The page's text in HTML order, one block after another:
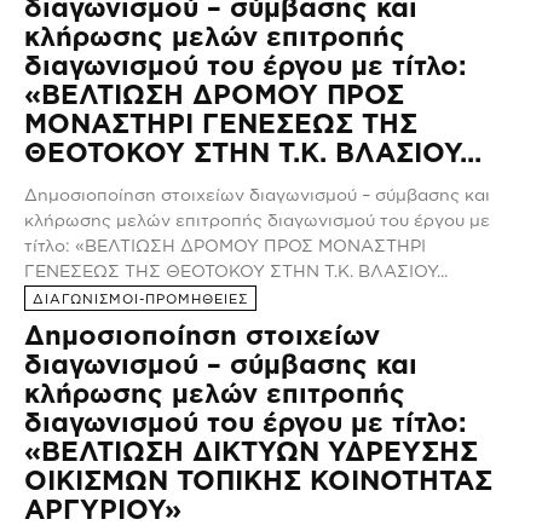
διαγωνισμού – σύμβασης και
κλήρωσης μελών επιτροπής
διαγωνισμού του έργου με τίτλο:
«ΒΕΛΤΙΩΣΗ ΔΡΟΜΟΥ ΠΡΟΣ
ΜΟΝΑΣΤΗΡΙ ΓΕΝΕΣΕΩΣ ΤΗΣ
ΘΕΟΤΟΚΟΥ ΣΤΗΝ Τ.Κ. ΒΛΑΣΙΟΥ...
Δημοσιοποίηση στοιχείων διαγωνισμού – σύμβασης και
κλήρωσης μελών επιτροπής διαγωνισμού του έργου με
τίτλο: «ΒΕΛΤΙΩΣΗ ΔΡΟΜΟΥ ΠΡΟΣ ΜΟΝΑΣΤΗΡΙ
ΓΕΝΕΣΕΩΣ ΤΗΣ ΘΕΟΤΟΚΟΥ ΣΤΗΝ Τ.Κ. ΒΛΑΣΙΟΥ...
ΔΙΑΓΩΝΙΣΜΟΙ-ΠΡΟΜΗΘΕΙΕΣ
Δημοσιοποίηση στοιχείων
διαγωνισμού – σύμβασης και
κλήρωσης μελών επιτροπής
διαγωνισμού του έργου με τίτλο:
«ΒΕΛΤΙΩΣΗ ΔΙΚΤΥΩΝ ΥΔΡΕΥΣΗΣ
ΟΙΚΙΣΜΩΝ ΤΟΠΙΚΗΣ ΚΟΙΝΟΤΗΤΑΣ
ΑΡΓΥΡΙΟΥ»